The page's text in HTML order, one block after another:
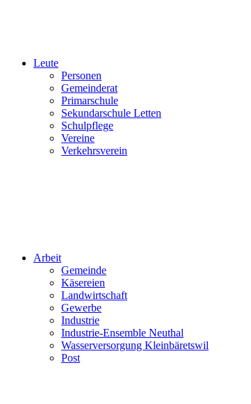
Leute
Personen
Gemeinderat
Primarschule
Sekundarschule Letten
Schulpflege
Vereine
Verkehrsverein
Arbeit
Gemeinde
Käsereien
Landwirtschaft
Gewerbe
Industrie
Industrie-Ensemble Neuthal
Wasserversorgung Kleinbäretswil
Post